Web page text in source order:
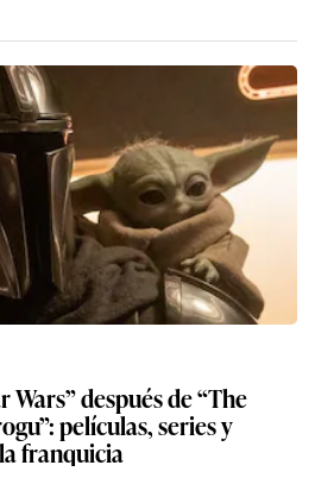
Wars” después de “The
películas, series y
franquicia